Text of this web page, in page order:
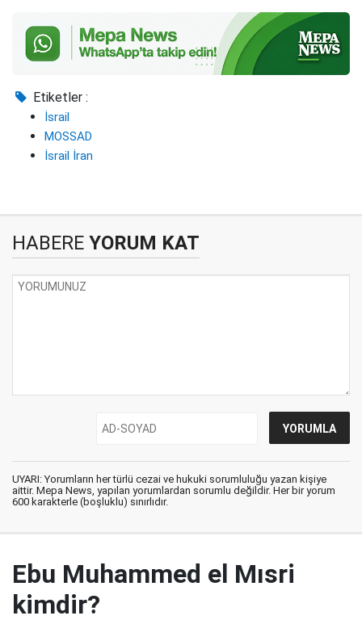
Etiketler :
İsrail
MOSSAD
İsrail İran
HABERE YORUM KAT
UYARI: Yorumların her türlü cezai ve hukuki sorumluluğu yazan kişiye
aittir. Mepa News, yapılan yorumlardan sorumlu değildir. Her bir yorum
600 karakterle (boşluklu) sınırlıdır.
Ebu Muhammed el Mısri
kimdir?